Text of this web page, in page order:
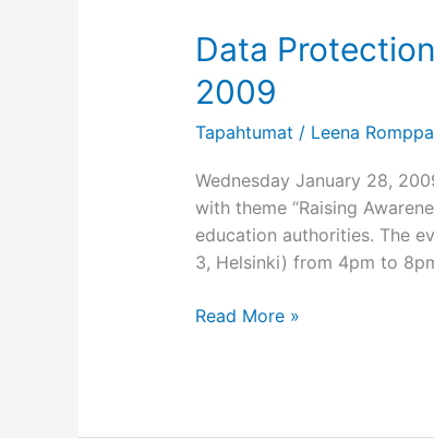
Data
2009
Tapahtumat / Leena
Wednesday January 28,
with theme “Raising
education authorities. The
3, Helsinki) from 4pm to
Data
Read More »